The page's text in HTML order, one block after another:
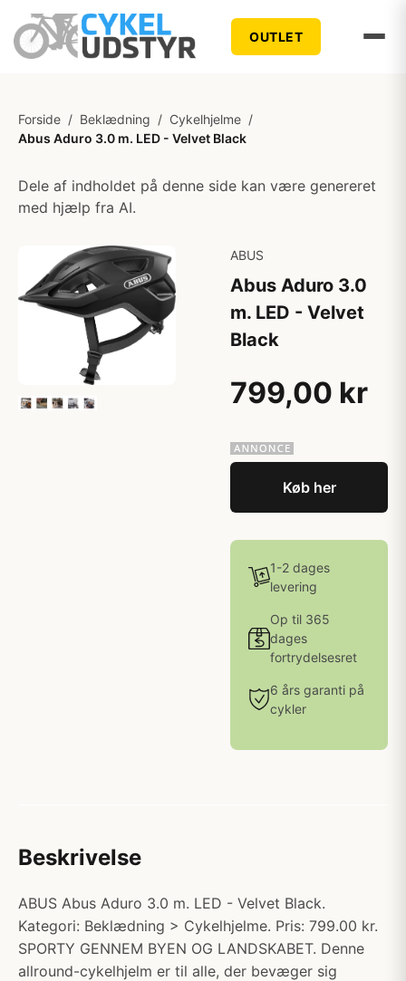
OUTLET
Forside / Beklædning / Cykelhjelme /
Abus Aduro 3.0 m. LED - Velvet Black
Dele af indholdet på denne side kan være genereret
med hjælp fra AI.
ABUS
Abus Aduro 3.0
m. LED - Velvet
Black
799,00 kr
Køb her
1-2 dages
levering
Op til 365
dages
fortrydelsesret
6 års garanti på
cykler
Beskrivelse
ABUS Abus Aduro 3.0 m. LED - Velvet Black.
Kategori: Beklædning > Cykelhjelme. Pris: 799.00 kr.
SPORTY GENNEM BYEN OG LANDSKABET. Denne
allround-cykelhjelm er til alle, der bevæger sig